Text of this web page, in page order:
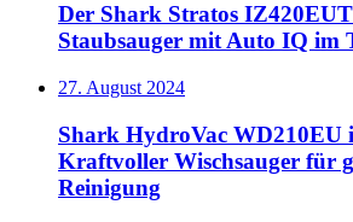
Der Shark Stratos
Staubsauger mit Auto IQ im
27. August 2024
Shark HydroVac WD210EU
Kraftvoller Wischsauger für
Reinigung